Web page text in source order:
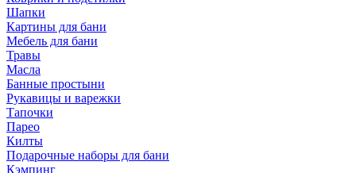
Шапки
Картины для бани
Мебель для бани
Травы
Масла
Банные простыни
Рукавицы и варежки
Тапочки
Парео
Килты
Подарочные наборы для бани
Кэмпинг